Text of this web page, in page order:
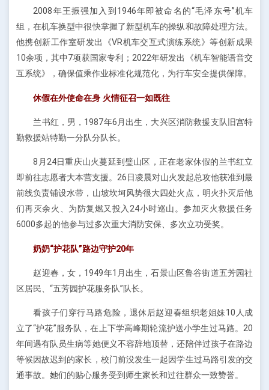
2008年王振强加入到1946年即被命名的“毛泽东号”机车
组，在机车换型中很快掌握了新型机车的操纵和故障处理方法。
他携创新工作室研发出《VR机车交互式演练系统》等创新成果
10余项，其中7项获国家专利；2022年研发出《机车智能语音交
互系统》，确保值乘作业标准化规范化，为行车安全提供保障。
休假在外使命在身 火情征召一如既往
兰书红，男，1987年6月出生，大兴区消防救援支队旧宫特
勤救援站特勤一分队分队长。
8月24日重庆山火蔓延到璧山区，正在老家休假的兰书红立
即前往志愿者大本营支援。26日凌晨对山火发起总攻他获准到最
前线负责铺设水带，山坡坎坷风势很大四处火点，明火扑灭后他
们再灭余火、为防复燃又投入24小时巡山。参加灭火救援任务
6000多起的他参与过多次重大消防安保、多次立功受奖。
奶奶“护花队”路边守护20年
赵迎春，女，1949年1月出生，石景山区鲁谷街道五芳园社
区居民、“五芳园护花服务队”队长。
看孩子们穿行马路危险，退休后赵迎春组织老姐妹10人成
立了“护花”服务队，在上下学高峰期轮流护送小学生过马路。20
年间遇有队员生病等她便义不容辞地顶替，还陪伴过孩子在路边
等候因故迟到的家长，校门前没发生一起因学生过马路引发的交
通事故。她们的贴心服务受到师生家长和过往群众一致赞誉。